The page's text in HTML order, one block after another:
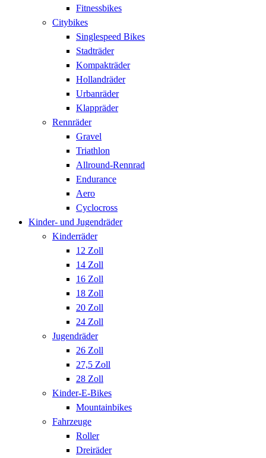
Fitnessbikes
Citybikes
Singlespeed Bikes
Stadträder
Kompakträder
Hollandräder
Urbanräder
Klappräder
Rennräder
Gravel
Triathlon
Allround-Rennrad
Endurance
Aero
Cyclocross
Kinder- und Jugendräder
Kinderräder
12 Zoll
14 Zoll
16 Zoll
18 Zoll
20 Zoll
24 Zoll
Jugendräder
26 Zoll
27,5 Zoll
28 Zoll
Kinder-E-Bikes
Mountainbikes
Fahrzeuge
Roller
Dreiräder